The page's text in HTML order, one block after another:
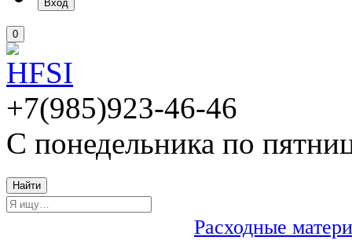
Вход
0
+7(985)923-46-46
С понедельника по
Найти
Расходные